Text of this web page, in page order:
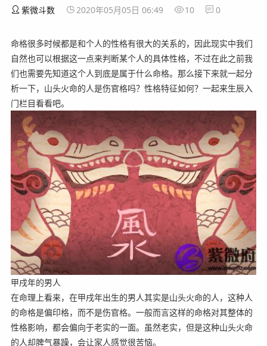
紫微斗数 2020年05月05日 06:49 10 0
命格很多时候都是和个人的性格有很大的关系的，因此现实中我们
自然也可以根据这一点来判断某个人的具体性格，不过在此之前我
们也需要先知道这个人到底是属于什么命格。那么接下来就一起分
析一下，山头火命的人是伤官格吗？性格特征如何？一起来生辰入
门栏目看看吧。
甲戌年的男人
在命理上看来，在甲戌年出生的男人其实是山头火命的人，这种人
的命格是偏印格，而不是伤官格。一般而言这样的命格对其整体的
性格影响，都会偏向于老实的一面。虽然老实，但是这种山头火命
的人却脾气暴躁，会让家人感觉很苦恼。